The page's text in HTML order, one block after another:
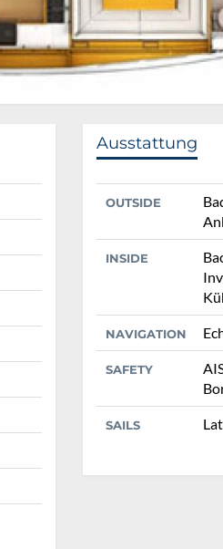
Ausstattung
OUTSIDE
INSIDE
NAVIGATION
SAFETY
SAILS